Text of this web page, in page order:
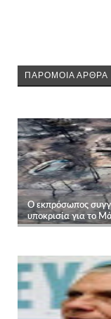
ΠΑΡΟΜΟΙΑ ΑΡΘΡΑ